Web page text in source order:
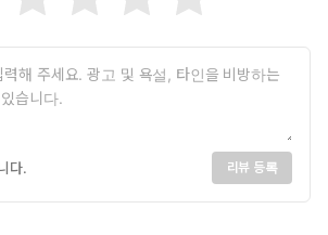
이해하게 될 것입니다.
지한 주제를 다루다 보면 자칫 무겁고 딱딱한
다. 하지만 『아버지의 국밥』은 전쟁을 다루
미있게 이야기를 엮어 갑니다. 꼭 한 편의 드
에 땀을 쥐는 긴장감이 느껴지기도 하고 코끝
합니다. 깔깔깔 폭소를 터뜨리게 되는 순간
다. 리뷰 등록